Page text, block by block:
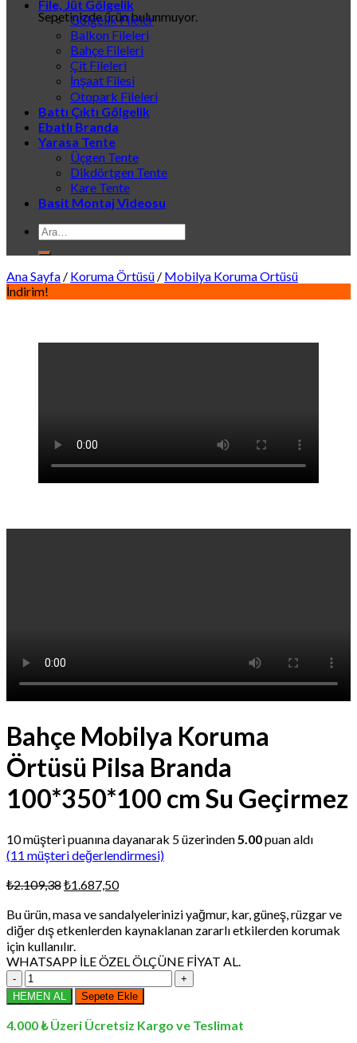
Sepetinizde ürün bulunmuyor.
File, Jüt Gölgelik
Gölgelik Fileler
Balkon Fileleri
Bahçe Fileleri
Çit Fileleri
İnşaat Filesi
Otopark Fileleri
Battı Çıktı Gölgelik
Ebatlı Branda
Yarasa Tente
Üçgen Tente
Dikdörtgen Tente
Kare Tente
Basit Montaj Videosu
Ara:
Ana Sayfa / Koruma Örtüsü / Mobilya Koruma Ortüsü
İndirim!
Bahçe Mobilya Koruma
Örtüsü Pilsa Branda
100*350*100 cm Su Geçirmez
10müşteri puanına dayanarak 5 üzerinden5.00puan aldı
(11 müşteri değerlendirmesi)
₺2.109,38Orijinal
₺2.109,38.
₺1.687,50Şu
fiyat:
₺1.687,50.
Bu ürün, masa ve sandalyelerinizi yağmur, kar, güneş, rüzgar ve
diğer dış etkenlerden kaynaklanan zararlı etkilerden korumak
için kullanılır.
WHATSAPP İLE ÖZEL ÖLÇÜNE FİYAT AL.
Bahçe
Mobilya
Koruma
Örtüsü
HEMEN AL Sepete Ekle
4.000 ₺ Üzeri Ücretsiz Kargo ve Teslimat